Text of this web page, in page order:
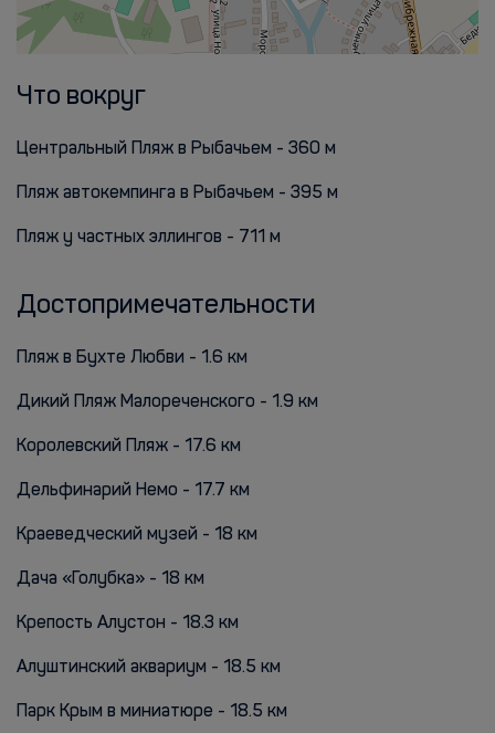
Что вокруг
Центральный Пляж в Рыбачьем - 360 м
Пляж автокемпинга в Рыбачьем - 395 м
Пляж у частных эллингов - 711 м
Достопримечательности
Пляж в Бухте Любви - 1.6 км
Дикий Пляж Малореченского - 1.9 км
Королевский Пляж - 17.6 км
Дельфинарий Немо - 17.7 км
Краеведческий музей - 18 км
Дача «Голубка» - 18 км
Крепость Алустон - 18.3 км
Алуштинский аквариум - 18.5 км
Парк Крым в миниатюре - 18.5 км